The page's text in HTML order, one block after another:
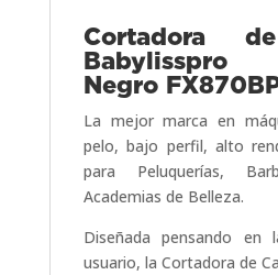
Cortadora
Babylisspro
Negro
La mejor marca en
pelo, bajo perfil, alto
para Peluquerías,
Academias de Belleza.
Diseñada pensando en
usuario, la Cortadora de